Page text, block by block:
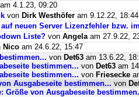
am 4.1.23, 09:20
von Dirk Westhöfer am 9.12.22, 18:44
neuen Server Lizenzfehler bzw.
Liste? von Angela am 27.9.22,
Nico am 24.6.22, 15:47
von Det63 am 13.6.22,
bestimmen... von Det63 am
bestimmen... von Friesecke
Ausgabeseite bestimmen... von
Größe von Ausgabeseite